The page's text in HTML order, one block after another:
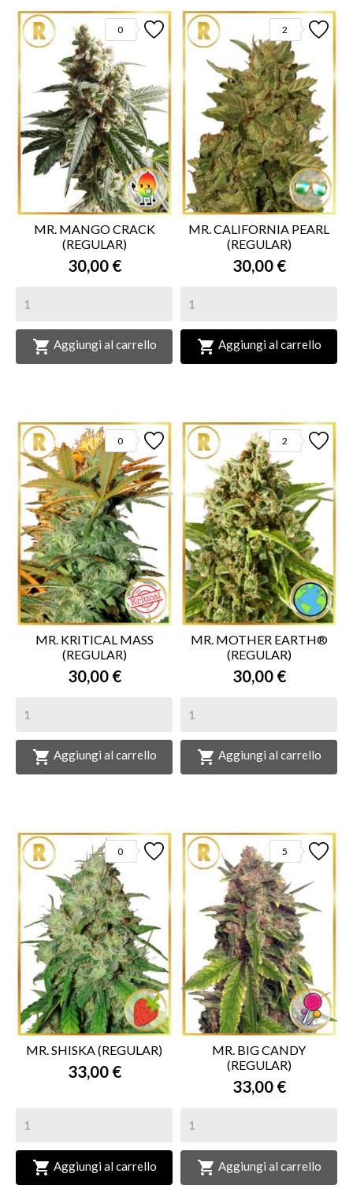
0
MR. MANGO CRACK
(REGULAR)
30,00 €
 Aggiungi al carrello
2
MR. CALIFORNIA PEARL
(REGULAR)
30,00 €
 Aggiungi al carrello
0
MR. KRITICAL MASS
(REGULAR)
30,00 €
 Aggiungi al carrello
2
MR. MOTHER EARTH®
(REGULAR)
30,00 €
 Aggiungi al carrello
0
MR. SHISKA (REGULAR)
33,00 €
 Aggiungi al carrello
5
MR. BIG CANDY
(REGULAR)
33,00 €
 Aggiungi al carrello